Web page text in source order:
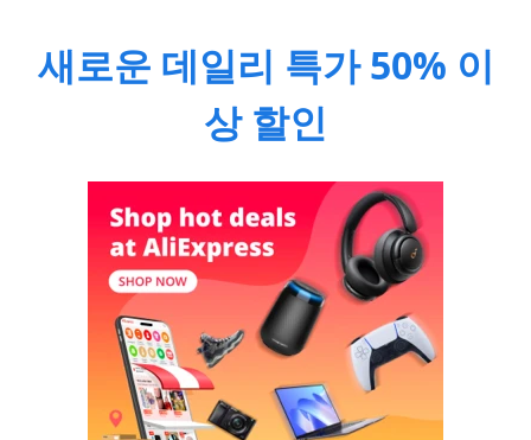
새로운 데일리 특가 50% 이
상 할인